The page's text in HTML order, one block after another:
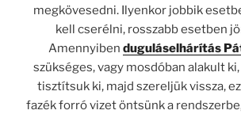
megkövesedni. Ilyenkor jobbik
kell cserélni, rosszabb esetben
Amennyiben duguláselhárítás
szükséges, vagy mosdóban alakult
tisztítsuk ki, majd szereljük vissza,
fazék forró vizet öntsünk a